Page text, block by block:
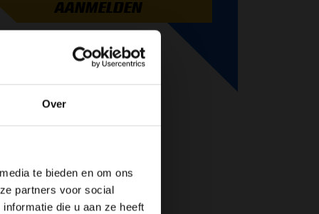
Over
te bieden en om ons
partners voor social
die u aan ze heeft
AANMELDEN